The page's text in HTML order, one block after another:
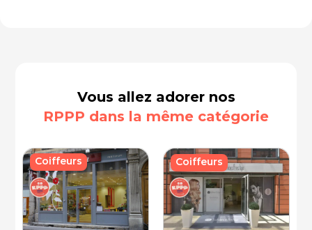
Vous allez adorer nos
RPPP dans la même catégorie
Coiffeurs Coiffeurs